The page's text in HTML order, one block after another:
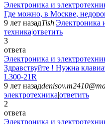
Электроника и
Где можно, в Москве,
9 лет назадTish|Электроника
техника|ответить
3
ответа
Электроника и
Здравствуйте ! Нужна
L300-21R
9 лет назад
электротехника|ответить
2
ответа
Электроника и